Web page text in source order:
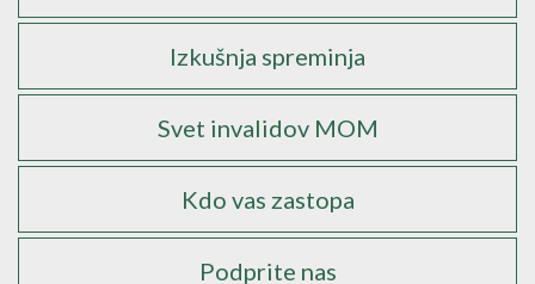
Izkušnja spreminja
Svet invalidov MOM
Kdo vas zastopa
Podprite nas